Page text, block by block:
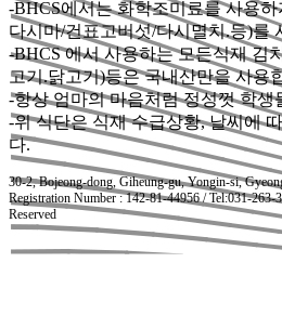
-BHCS에서는 화학조미료를 사용
다시마/건표고버섯/다시멸치.등)를
-BHCS 에서 사용하는 모든식재 김
고기.닭고기)등은 국내산만을 사용
-항상 엄마의 마음처럼 정성껏 학생
-위 식단은 식재 수급상황, 날씨에
다.
30-2, Bojeong-dong, Giheung-gu, Yongin-si,
Registration Number : 142-81-44956 / Tel:031-263-
Reserved